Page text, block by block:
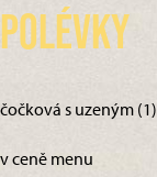
Polévky
čočková s uzeným (1)
v ceně menu